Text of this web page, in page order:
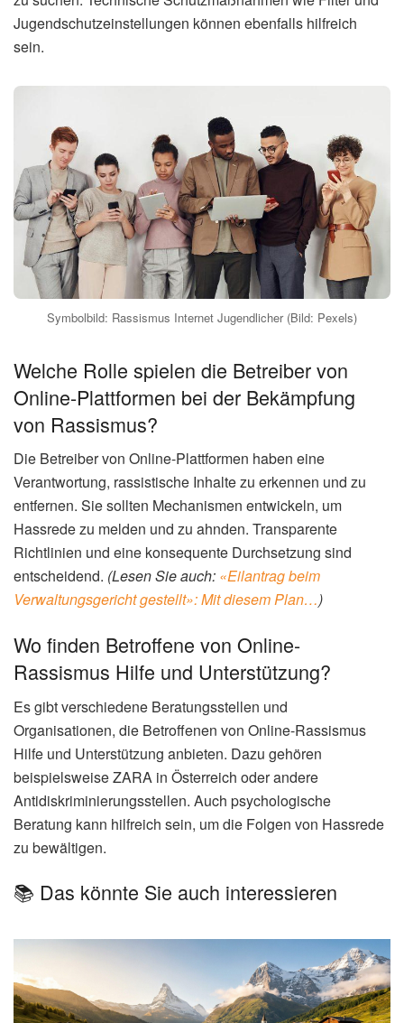
Jugendschutzeinstellungen können ebenfalls hilfreich
sein.
Symbolbild: Rassismus Internet Jugendlicher (Bild: Pexels)
Welche Rolle spielen die Betreiber von
Online-Plattformen bei der Bekämpfung
von Rassismus?
Die Betreiber von Online-Plattformen haben eine
Verantwortung, rassistische Inhalte zu erkennen und zu
entfernen. Sie sollten Mechanismen entwickeln, um
Hassrede zu melden und zu ahnden. Transparente
Richtlinien und eine konsequente Durchsetzung sind
entscheidend. (Lesen Sie auch: «Eilantrag beim
Verwaltungsgericht gestellt»: Mit diesem Plan…)
Wo finden Betroffene von Online-
Rassismus Hilfe und Unterstützung?
Es gibt verschiedene Beratungsstellen und
Organisationen, die Betroffenen von Online-Rassismus
Hilfe und Unterstützung anbieten. Dazu gehören
beispielsweise ZARA in Österreich oder andere
Antidiskriminierungsstellen. Auch psychologische
Beratung kann hilfreich sein, um die Folgen von Hassrede
zu bewältigen.
📚 Das könnte Sie auch interessieren